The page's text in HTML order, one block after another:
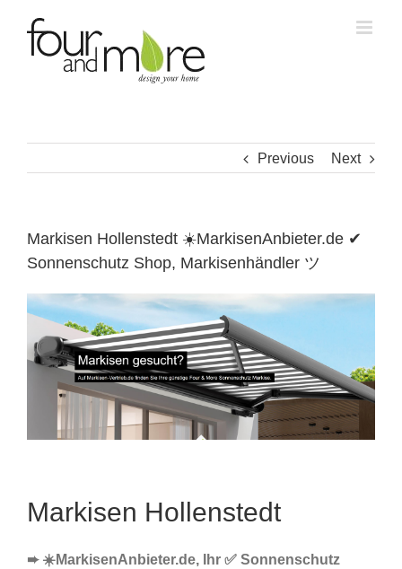
content
Previous Next
Markisen Hollenstedt ☀️MarkisenAnbieter.de ✔
Sonnenschutz Shop, Markisenhändler ツ
Markisen Hollenstedt
➨ ☀️MarkisenAnbieter.de, Ihr ✅ Sonnenschutz